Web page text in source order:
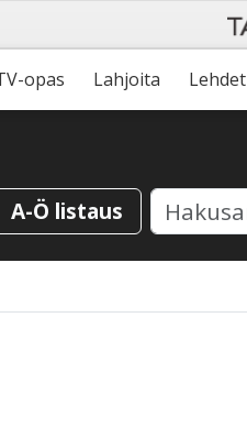
opas Lahjoita Lehdet
A-Ö listaus